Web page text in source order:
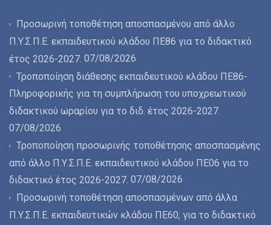
Προσωρινή τοποθέτηση αποσπασμένου από άλλο
Π.Υ.Σ.Π.Ε. εκπαιδευτικού κλάδου ΠΕ86 για το διδακτικό
έτος 2026-2027. 07/08/2026
Τροποποίηση διάθεσης εκπαιδευτικού κλάδου ΠΕ86-
Πληροφορικής για τη συμπλήρωση του υποχρεωτικού
διδακτικού ωραρίου για το διδ. έτος 2026-2027.
07/08/2026
Τροποποίηση προσωρινής τοποθέτησης αποσπασμένης
από άλλο Π.Υ.Σ.Π.Ε. εκπαιδευτικού κλάδου ΠΕ06 για το
διδακτικό έτος 2026-2027. 07/08/2026
Προσωρινή τοποθέτηση αποσπασμένων από άλλα
Π.Υ.Σ.Π.Ε. εκπαιδευτικών κλάδου ΠΕ60, για το διδακτικό